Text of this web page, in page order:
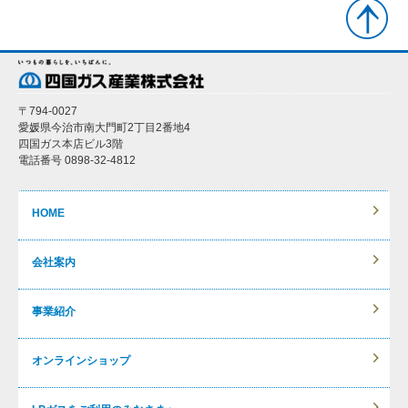
〒794-0027
愛媛県今治市南大門町2丁目2番地4
四国ガス本店ビル3階
電話番号 0898-32-4812
HOME
会社案内
事業紹介
オンラインショップ